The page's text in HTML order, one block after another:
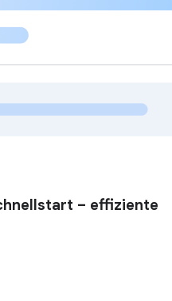
– effiziente